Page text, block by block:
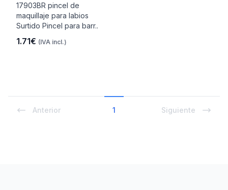
17903BR pincel de
maquillaje para labios
Surtido Pincel para barr..
1.71€ (IVA incl.)
Anterior 1 Siguiente